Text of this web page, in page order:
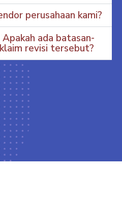
perusahaan kami?
Apakah ada batasan-
revisi tersebut?